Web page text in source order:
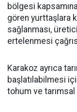
bölgesi
gören yurttaşlara
sağlanması,
ertelenmesi
Karakoz ayrıca
başlatılabilmesi
tohum ve